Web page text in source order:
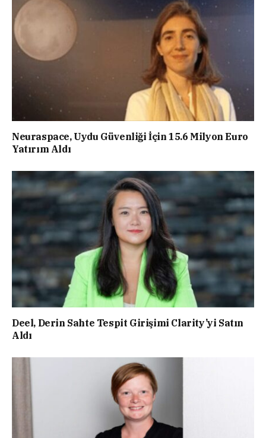
Neuraspace, Uydu Güvenliği İçin 15.6 Milyon Euro
Yatırım Aldı
Deel, Derin Sahte Tespit Girişimi Clarity’yi Satın
Aldı